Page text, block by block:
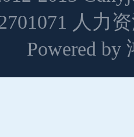
人力
Powered by